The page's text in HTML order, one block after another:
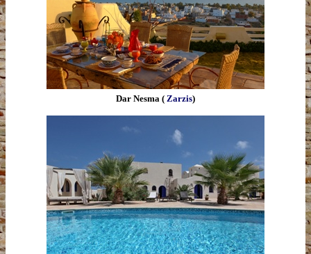
Dar Nesma ( Zarzis)